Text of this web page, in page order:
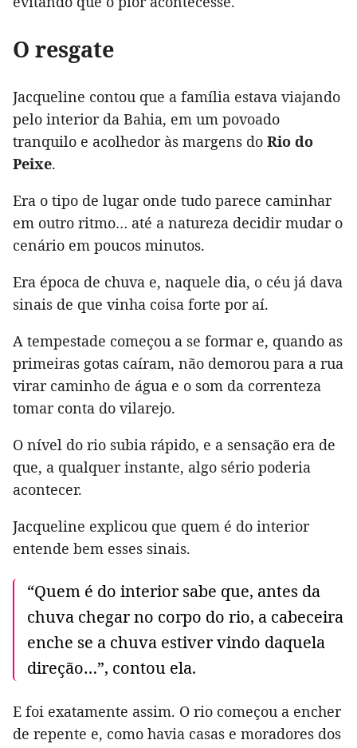
O resgate
Jacqueline contou que a família estava viajando
pelo interior da Bahia, em um povoado
tranquilo e acolhedor às margens do Rio do
Peixe.
Era o tipo de lugar onde tudo parece caminhar
em outro ritmo… até a natureza decidir mudar o
cenário em poucos minutos.
Era época de chuva e, naquele dia, o céu já dava
sinais de que vinha coisa forte por aí.
A tempestade começou a se formar e, quando as
primeiras gotas caíram, não demorou para a rua
virar caminho de água e o som da correnteza
tomar conta do vilarejo.
O nível do rio subia rápido, e a sensação era de
que, a qualquer instante, algo sério poderia
acontecer.
Jacqueline explicou que quem é do interior
entende bem esses sinais.
“Quem é do interior sabe que, antes da
chuva chegar no corpo do rio, a cabeceira
enche se a chuva estiver vindo daquela
direção…”, contou ela.
E foi exatamente assim. O rio começou a encher
de repente e, como havia casas e moradores dos